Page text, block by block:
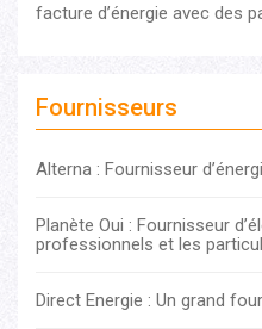
facture d’énergie avec des
Fournisseurs
Alterna : Fournisseur
Planète Oui : Fournisseur
professionnels et les
Direct Energie : Un grand